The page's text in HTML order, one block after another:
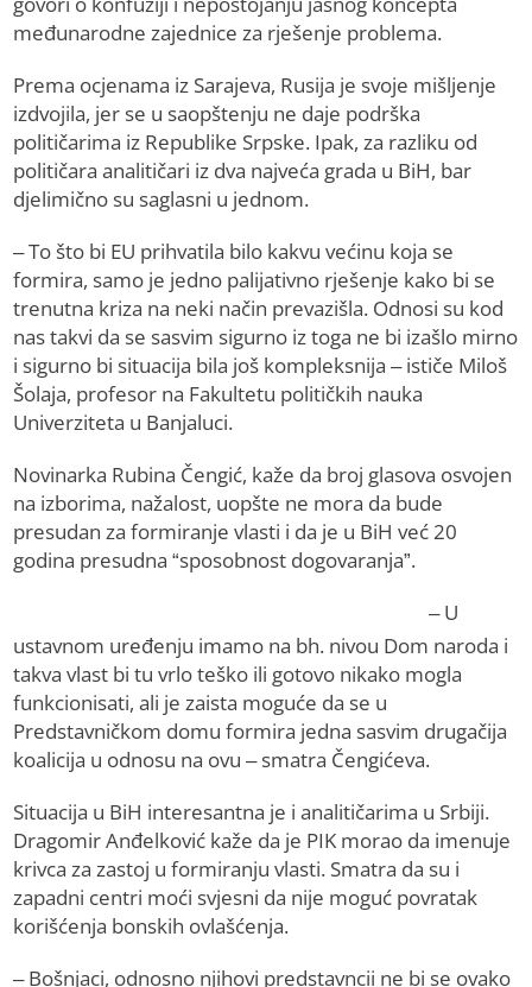
međunarodne zajednice za rješenje problema.
Prema ocjenama iz Sarajeva, Rusija je svoje mišljenje
izdvojila, jer se u saopštenju ne daje podrška
političarima iz Republike Srpske. Ipak, za razliku od
političara analitičari iz dva najveća grada u BiH, bar
djelimično su saglasni u jednom.
– To što bi EU prihvatila bilo kakvu većinu koja se
formira, samo je jedno palijativno rješenje kako bi se
trenutna kriza na neki način prevazišla. Odnosi su kod
nas takvi da se sasvim sigurno iz toga ne bi izašlo mirno
i sigurno bi situacija bila još kompleksnija – ističe Miloš
Šolaja, profesor na Fakultetu političkih nauka
Univerziteta u Banjaluci.
Novinarka Rubina Čengić, kaže da broj glasova osvojen
na izborima, nažalost, uopšte ne mora da bude
presudan za formiranje vlasti i da je u BiH već 20
godina presudna “sposobnost dogovaranja”.
– U
ustavnom uređenju imamo na bh. nivou Dom naroda i
takva vlast bi tu vrlo teško ili gotovo nikako mogla
funkcionisati, ali je zaista moguće da se u
Predstavničkom domu formira jedna sasvim drugačija
koalicija u odnosu na ovu – smatra Čengićeva.
Situacija u BiH interesantna je i analitičarima u Srbiji.
Dragomir Anđelković kaže da je PIK morao da imenuje
krivca za zastoj u formiranju vlasti. Smatra da su i
zapadni centri moći svjesni da nije moguć povratak
korišćenja bonskih ovlašćenja.
– Bošnjaci, odnosno njihovi predstavncii ne bi se ovako